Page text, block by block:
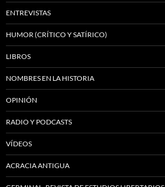
ENTREVISTAS
HUMOR (CRÍTICO Y SATÍRICO)
LIBROS
NOMBRES EN LA HISTORIA
OPINIÓN
RADIO Y PODCASTS
VÍDEOS
ACRACIA ANTIGUA